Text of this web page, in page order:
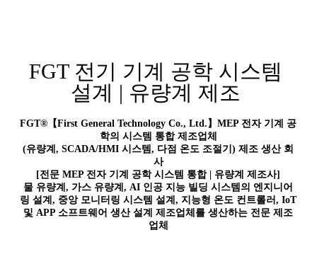
FGT 전기 기계 공학 시스템
설계 | 유량계 제조
FGT®【First General Technology Co., Ltd.】MEP 전자 기계 공
학의 시스템 통합 제조업체
(유량계, SCADA/HMI 시스템, 다점 온도 조절기) 제조 생산 회
사
[전문 MEP 전자 기계 공학 시스템 통합 | 유량계 제조사]
물 유량계, 가스 유량계, AI 인공 지능 빌딩 시스템의 엔지니어
링 설계, 중앙 모니터링 시스템 설계, 지능형 온도 컨트롤러, IoT
및 APP 소프트웨어 생산 설계 제조업체를 생산하는 전문 제조
업체